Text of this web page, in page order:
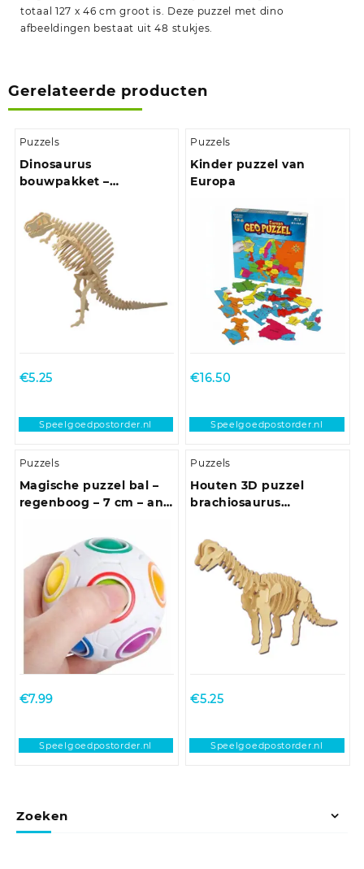
totaal 127 x 46 cm groot is. Deze puzzel met dino
afbeeldingen bestaat uit 48 stukjes.
Gerelateerde producten
Puzzels
Dinosaurus
bouwpakket –
x 18,5 cm – 3D Puzzel
€5.25
Speelgoedpostorder.nl
Puzzels
Kinder puzzel van
Europa
€16.50
Speelgoedpostorder.nl
Puzzels
Magische puzzel bal –
regenboog – 7 cm – anti
€7.99
Speelgoedpostorder.nl
Puzzels
Houten 3D puzzel
brachiosaurus
€5.25
Speelgoedpostorder.nl
Zoeken